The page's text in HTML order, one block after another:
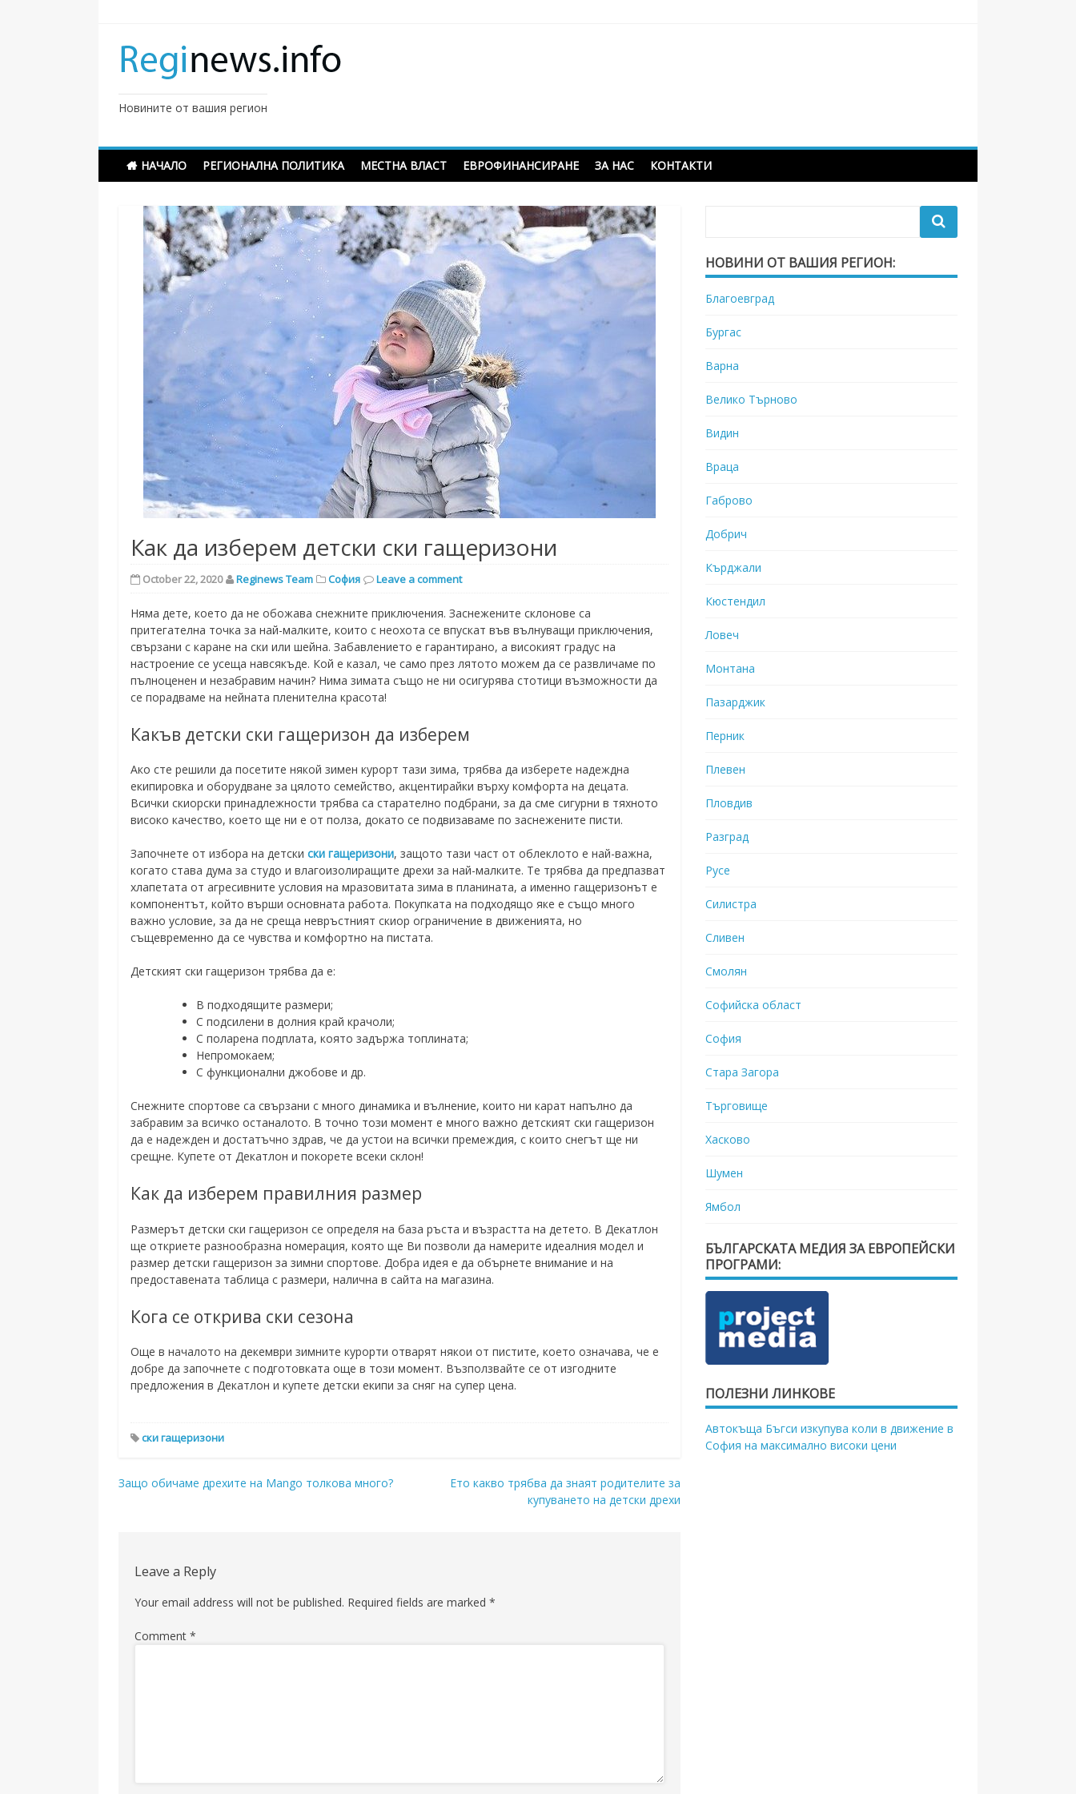
Новините от вашия регион
НАЧАЛО РЕГИОНАЛНА ПОЛИТИКА МЕСТНА ВЛАСТ ЕВРОФИНАНСИРАНЕ ЗА НАС КОНТАКТИ
Как да изберем детски ски гащеризони
October 22, 2020 Reginews Team София Leave a comment
Няма дете, което да не обожава снежните приключения. Заснежените склонове са
притегателна точка за най-малките, които с неохота се впускат във вълнуващи приключения,
свързани с каране на ски или шейна. Забавлението е гарантирано, а високият градус на
настроение се усеща навсякъде. Кой е казал, че само през лятото можем да се развличаме по
пълноценен и незабравим начин? Нима зимата също не ни осигурява стотици възможности да
се порадваме на нейната пленителна красота!
Какъв детски ски гащеризон да изберем
Ако сте решили да посетите някой зимен курорт тази зима, трябва да изберете надеждна
екипировка и оборудване за цялото семейство, акцентирайки върху комфорта на децата.
Всички скиорски принадлежности трябва са старателно подбрани, за да сме сигурни в тяхното
високо качество, което ще ни е от полза, докато се подвизаваме по заснежените писти.
Започнете от избора на детскиски гащеризони, защото тази част от облеклото е най-важна,
когато става дума за студо и влагоизолиращите дрехи за най-малките. Те трябва да предпазват
хлапетата от агресивните условия на мразовитата зима в планината, а именно гащеризонът е
компонентът, който върши основната работа. Покупката на подходящо яке е също много
важно условие, за да не среща невръстният скиор ограничение в движенията, но
същевременно да се чувства и комфортно на пистата.
Детският ски гащеризон трябва да е:
В подходящите размери;
С подсилени в долния край крачоли;
С поларена подплата, която задържа топлината;
Непромокаем;
С функционални джобове и др.
Снежните спортове са свързани с много динамика и вълнение, които ни карат напълно да
забравим за всичко останалото. В точно този момент е много важно детският ски гащеризон
да е надежден и достатъчно здрав, че да устои на всички премеждия, с които снегът ще ни
срещне. Купете от Декатлон и покорете всеки склон!
Как да изберем правилния размер
Размерът детски ски гащеризон се определя на база ръста и възрастта на детето. В Декатлон
ще откриете разнообразна номерация, която ще Ви позволи да намерите идеалния модел и
размер детски гащеризон за зимни спортове. Добра идея е да обърнете внимание и на
предоставената таблица с размери, налична в сайта на магазина.
Кога се открива ски сезона
Още в началото на декември зимните курорти отварят някои от пистите, което означава, че е
добре да започнете с подготовката още в този момент. Възползвайте се от изгодните
предложения в Декатлон и купете детски екипи за сняг на супер цена.
ски гащеризони
Post
Защо обичаме дрехите на Mango толкова много?
Eто какво трябва да знаят родителите за
купуването на детски дрехи
Leave a Reply
Your email address will not be published. Required fields are marked*
Comment*
НОВИНИ ОТ ВАШИЯ РЕГИОН:
Благоевград
Бургас
Варна
Велико Търново
Видин
Враца
Габрово
Добрич
Кърджали
Кюстендил
Ловеч
Монтана
Пазарджик
Перник
Плевен
Пловдив
Разград
Русе
Силистра
Сливен
Смолян
Софийска област
София
Стара Загора
Търговище
Хасково
Шумен
Ямбол
БЪЛГАРСКАТА МЕДИЯ ЗА ЕВРОПЕЙСКИ
ПРОГРАМИ:
ПОЛЕЗНИ ЛИНКОВЕ
Автокъща Бъгси изкупува коли в движение в
София на максимално високи цени